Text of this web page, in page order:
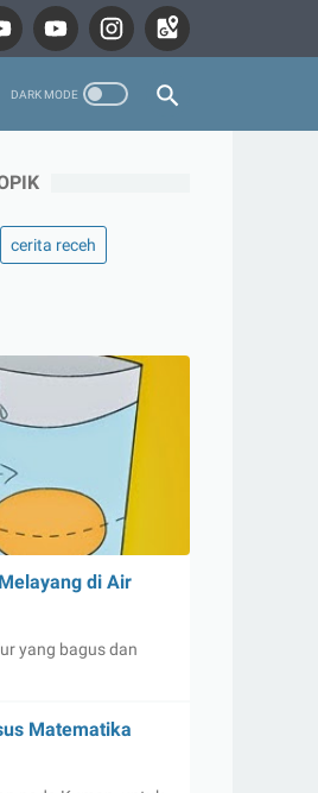
cerita receh
di Air
yang bagus dan
Matematika